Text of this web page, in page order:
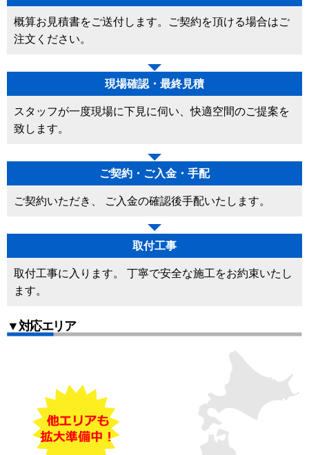
概算お見積書をご送付します。ご契約を頂ける場合はご
注文ください。
現場確認・最終見積
スタッフが一度現場に下見に伺い、快適空間のご提案を
致します。
ご契約・ご入金・手配
ご契約いただき、 ご入金の確認後手配いたします。
取付工事
取付工事に入ります。 丁寧で安全な施工をお約束いたし
ます。
▼対応エリア